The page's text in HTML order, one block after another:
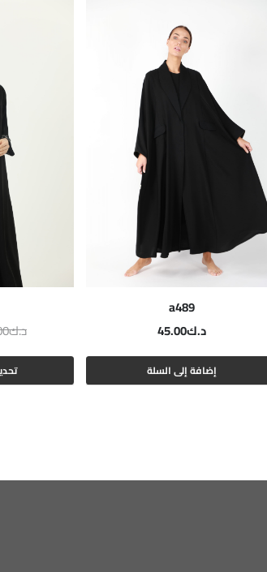
a489
د.ك45.00
إضافة إلى السلة
د.ك